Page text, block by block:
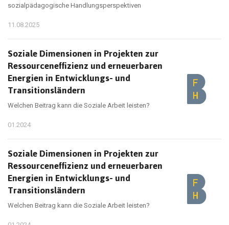
sozialpädagogische Handlungsperspektiven
11.08.2025
Soziale Dimensionen in Projekten zur
Ressourceneffizienz und erneuerbaren
Energien in Entwicklungs- und
Transitionsländern
Welchen Beitrag kann die Soziale Arbeit leisten?
01.2024
Soziale Dimensionen in Projekten zur
Ressourceneffizienz und erneuerbaren
Energien in Entwicklungs- und
Transitionsländern
Welchen Beitrag kann die Soziale Arbeit leisten?